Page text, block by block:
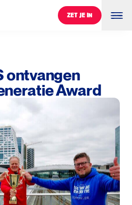
ZET JE IN
ZET JE IN
ontvangen
Award